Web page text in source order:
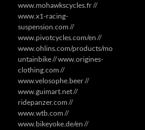
www.mohawkscycles.fr //
www.x1-racing-
suspension.com //
www.pivotcycles.com/en //
www.ohlins.com/products/mo
untainbike // www.origines-
clothing.com //
www.velosophe.beer //
www.guimart.net //
ridepanzer.com //
www.wtb.com //
www.bikeyoke.de/en //